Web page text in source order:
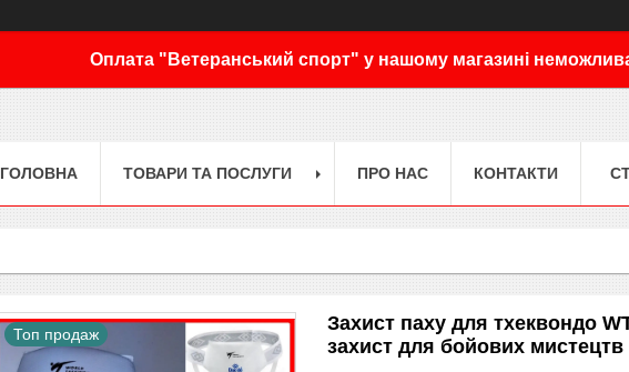
Оплата "Ветеранський спорт" у нашому магазині
ГОЛОВНА ТОВАРИ ТА ПОСЛУГИ ПРО НАС КОНТАКТИ
Топ продаж
Захист паху для тхеквондо
захист для бойових